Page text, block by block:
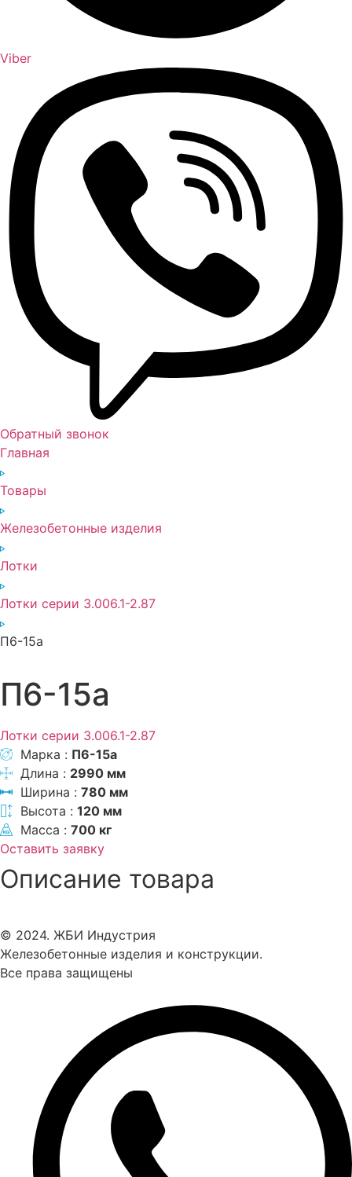
Viber
Обратный звонок
Главная
Товары
Железобетонные изделия
Лотки
Лотки серии 3.006.1-2.87
П6-15а
П6-15а
Лотки серии 3.006.1-2.87
Марка : П6-15а
Длина : 2990 мм
Ширина : 780 мм
Высота : 120 мм
Масса : 700 кг
Оставить заявку
Описание товара
© 2024. ЖБИ Индустрия
Железобетонные изделия и конструкции.
Все права защищены